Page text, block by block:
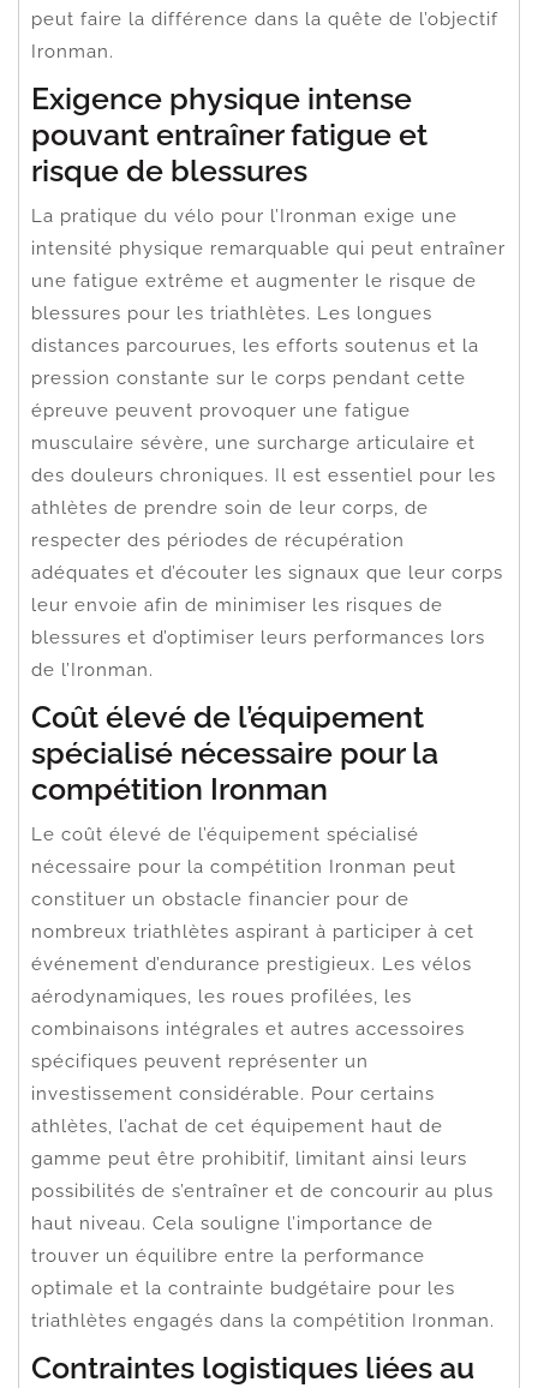
peut faire la différence dans la quête de l’objectif
Ironman.
Exigence physique intense
pouvant entraîner fatigue et
risque de blessures
La pratique du vélo pour l’Ironman exige une
intensité physique remarquable qui peut entraîner
une fatigue extrême et augmenter le risque de
blessures pour les triathlètes. Les longues
distances parcourues, les efforts soutenus et la
pression constante sur le corps pendant cette
épreuve peuvent provoquer une fatigue
musculaire sévère, une surcharge articulaire et
des douleurs chroniques. Il est essentiel pour les
athlètes de prendre soin de leur corps, de
respecter des périodes de récupération
adéquates et d’écouter les signaux que leur corps
leur envoie afin de minimiser les risques de
blessures et d’optimiser leurs performances lors
de l’Ironman.
Coût élevé de l’équipement
spécialisé nécessaire pour la
compétition Ironman
Le coût élevé de l’équipement spécialisé
nécessaire pour la compétition Ironman peut
constituer un obstacle financier pour de
nombreux triathlètes aspirant à participer à cet
événement d’endurance prestigieux. Les vélos
aérodynamiques, les roues profilées, les
combinaisons intégrales et autres accessoires
spécifiques peuvent représenter un
investissement considérable. Pour certains
athlètes, l’achat de cet équipement haut de
gamme peut être prohibitif, limitant ainsi leurs
possibilités de s’entraîner et de concourir au plus
haut niveau. Cela souligne l’importance de
trouver un équilibre entre la performance
optimale et la contrainte budgétaire pour les
triathlètes engagés dans la compétition Ironman.
Contraintes logistiques liées au